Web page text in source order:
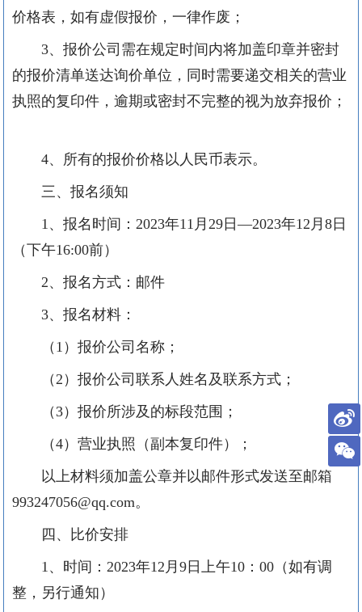
价格表，如有虚假报价，一律作废；
3、报价公司需在规定时间内将加盖印章并密封
的报价清单送达询价单位，同时需要递交相关的营业
执照的复印件，逾期或密封不完整的视为放弃报价；
4、所有的报价价格以人民币表示。
三、报名须知
1、报名时间：2023年11月29日—2023年12月8日
（下午16:00前）
2、报名方式：邮件
3、报名材料：
（ 1）报价公司名称；
（ 2）报价公司联系人姓名及联系方式；
（3）报价所涉及的标段范围；
（4）营业执照（副本复印件）；
以上材料须加盖公章并以邮件形式发送至邮箱
993247056@qq.com。
四、比价安排
1、时间：2023年12月9日上午10 ： 00（如有调
整，另行通知）